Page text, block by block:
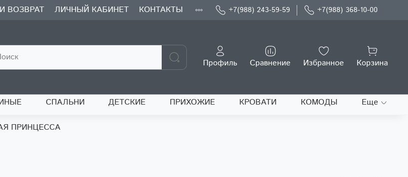
ВОЗВРАТ ЛИЧНЫЙ КАБИНЕТ КОНТАКТЫ +7(988) 243-59-59 +7(988) 368-10-00
Профиль Сравнение Избранное Корзина
СПАЛЬНИ ДЕТСКИЕ ПРИХОЖИЕ КРОВАТИ КОМОДЫ Еще
ПРИНЦЕССА